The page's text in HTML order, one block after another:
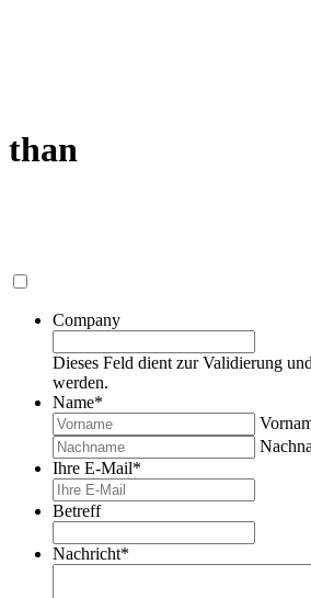
than
Company
Dieses Feld dient zur Validierung
werden.
Name*
Ihre E-Mail*
Betreff
Nachricht*